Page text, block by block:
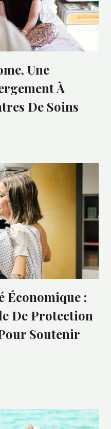
Une
À
De Soins
Économique :
De Protection
Soutenir